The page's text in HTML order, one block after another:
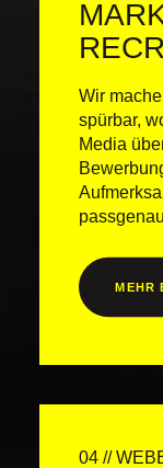
Wir
spürbar,
Media
MEHR
04 //